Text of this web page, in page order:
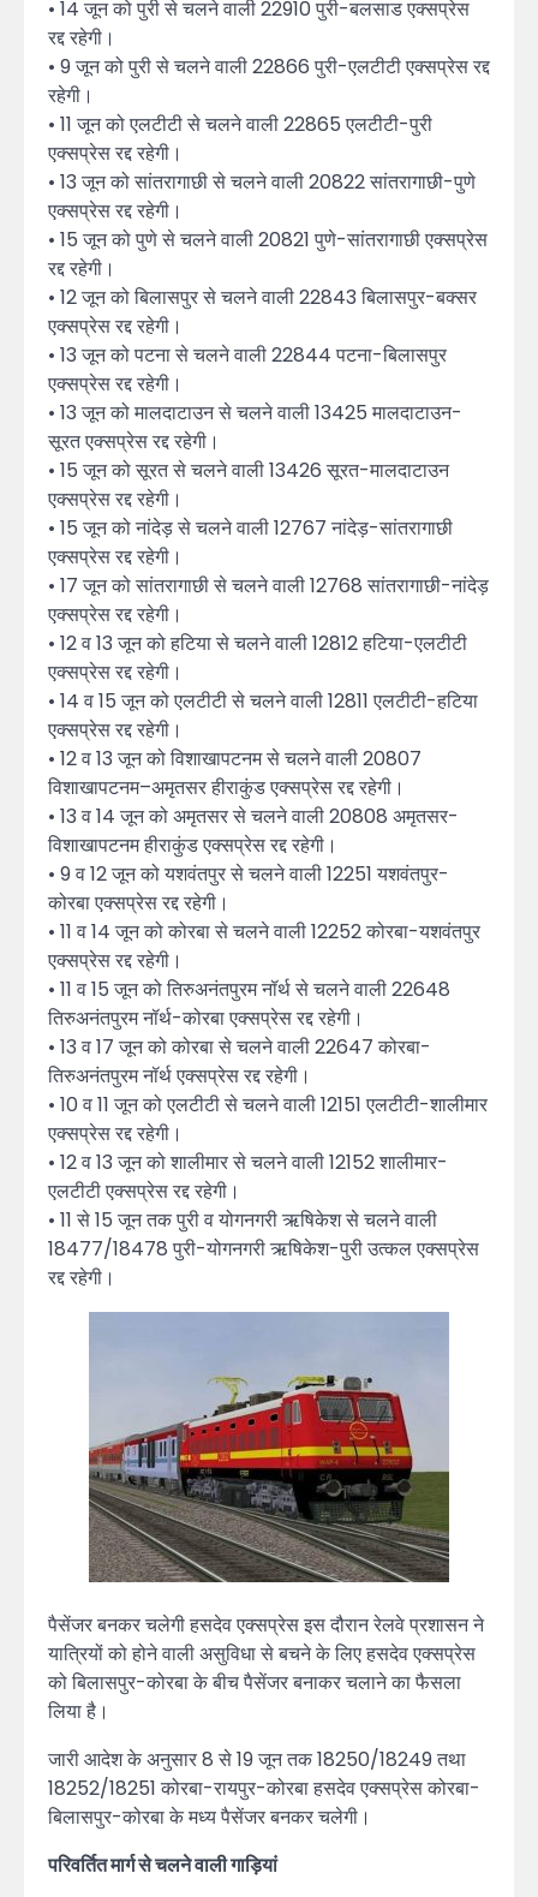
• 14 जून को पुरी से चलने वाली 22910 पुरी-बलसाड एक्सप्रेस
रद्द रहेगी।
• 9 जून को पुरी से चलने वाली 22866 पुरी-एलटीटी एक्सप्रेस रद्द
रहेगी।
• 11 जून को एलटीटी से चलने वाली 22865 एलटीटी-पुरी
एक्सप्रेस रद्द रहेगी।
• 13 जून को सांतरागाछी से चलने वाली 20822 सांतरागाछी-पुणे
एक्सप्रेस रद्द रहेगी।
• 15 जून को पुणे से चलने वाली 20821 पुणे-सांतरागाछी एक्सप्रेस
रद्द रहेगी।
• 12 जून को बिलासपुर से चलने वाली 22843 बिलासपुर-बक्सर
एक्सप्रेस रद्द रहेगी।
• 13 जून को पटना से चलने वाली 22844 पटना-बिलासपुर
एक्सप्रेस रद्द रहेगी।
• 13 जून को मालदाटाउन से चलने वाली 13425 मालदाटाउन-
सूरत एक्सप्रेस रद्द रहेगी।
• 15 जून को सूरत से चलने वाली 13426 सूरत-मालदाटाउन
एक्सप्रेस रद्द रहेगी।
• 15 जून को नांदेड़ से चलने वाली 12767 नांदेड़-सांतरागाछी
एक्सप्रेस रद्द रहेगी।
• 17 जून को सांतरागाछी से चलने वाली 12768 सांतरागाछी-नांदेड़
एक्सप्रेस रद्द रहेगी।
• 12 व 13 जून को हटिया से चलने वाली 12812 हटिया-एलटीटी
एक्सप्रेस रद्द रहेगी।
• 14 व 15 जून को एलटीटी से चलने वाली 12811 एलटीटी-हटिया
एक्सप्रेस रद्द रहेगी।
• 12 व 13 जून को विशाखापटनम से चलने वाली 20807
विशाखापटनम–अमृतसर हीराकुंड एक्सप्रेस रद्द रहेगी।
• 13 व 14 जून को अमृतसर से चलने वाली 20808 अमृतसर-
विशाखापटनम हीराकुंड एक्सप्रेस रद्द रहेगी।
• 9 व 12 जून को यशवंतपुर से चलने वाली 12251 यशवंतपुर-
कोरबा एक्सप्रेस रद्द रहेगी।
• 11 व 14 जून को कोरबा से चलने वाली 12252 कोरबा-यशवंतपुर
एक्सप्रेस रद्द रहेगी।
• 11 व 15 जून को तिरुअनंतपुरम नॉर्थ से चलने वाली 22648
तिरुअनंतपुरम नॉर्थ-कोरबा एक्सप्रेस रद्द रहेगी।
• 13 व 17 जून को कोरबा से चलने वाली 22647 कोरबा-
तिरुअनंतपुरम नॉर्थ एक्सप्रेस रद्द रहेगी।
• 10 व 11 जून को एलटीटी से चलने वाली 12151 एलटीटी-शालीमार
एक्सप्रेस रद्द रहेगी।
• 12 व 13 जून को शालीमार से चलने वाली 12152 शालीमार-
एलटीटी एक्सप्रेस रद्द रहेगी।
• 11 से 15 जून तक पुरी व योगनगरी ऋषिकेश से चलने वाली
18477/18478 पुरी-योगनगरी ऋषिकेश-पुरी उत्कल एक्सप्रेस
रद्द रहेगी।
पैसेंजर बनकर चलेगी हसदेव एक्सप्रेस इस दौरान रेलवे प्रशासन ने
यात्रियों को होने वाली असुविधा से बचने के लिए हसदेव एक्सप्रेस
को बिलासपुर-कोरबा के बीच पैसेंजर बनाकर चलाने का फैसला
लिया है।
जारी आदेश के अनुसार 8 से 19 जून तक 18250/18249 तथा
18252/18251 कोरबा-रायपुर-कोरबा हसदेव एक्सप्रेस कोरबा-
बिलासपुर-कोरबा के मध्य पैसेंजर बनकर चलेगी।
परिवर्तित मार्ग से चलने वाली गाड़ियां